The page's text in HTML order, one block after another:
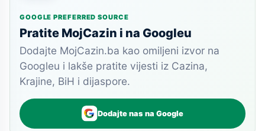
GOOGLE PREFERRED SOURCE
Pratite MojCazin i na Googleu
Dodajte MojCazin.ba kao omiljeni izvor na
Googleu i lakše pratite vijesti iz Cazina,
Krajine, BiH i dijaspore.
Dodajte nas na Google